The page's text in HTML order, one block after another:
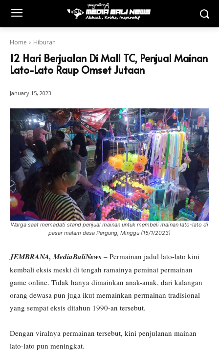
Home Hiburan
12 Hari Berjualan Di Mall TC, Penjual Mainan
Lato-Lato Raup Omset Jutaan
January 15, 2023
Warga saat memadati stand penjual mainan untuk membeli mainan lato-lato di
pasar malam desa Pergung, Minggu (15/1/2023)
JEMBRANA, MediaBaliNews – Permainan jadul lato-lato kini
kembali eksis meski di tengah ramainya peminat permainan
game online. Tidak hanya dimainkan anak-anak, dari kalangan
orang dewasa pun juga ikut memainkan permainan tradisional
yang sempat eksis ditahun 1990-an tersebut.
Dengan viralnya permainan tersebut, kini penjulanan mainan
lato-lato pun meningkat.